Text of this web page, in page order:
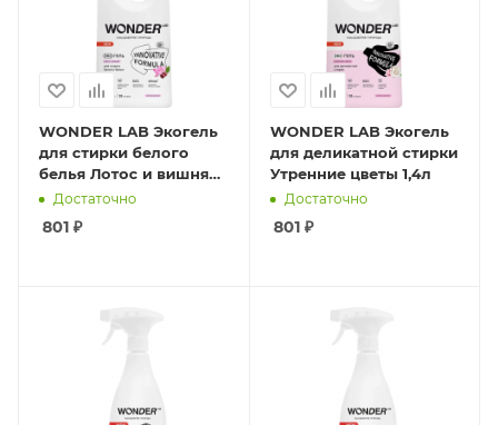
WONDER LAB Экогель
для стирки белого
белья Лотос и вишня
1,4лДостаточно
801 ₽
WONDER LAB Экогель
для деликатной стирки
Утренние цветы 1,4л
Достаточно
801₽